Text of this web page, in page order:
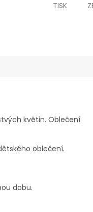
TISK
květin. Oblečení
oblečení.
dobu.